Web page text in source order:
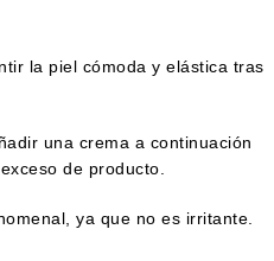
la piel cómoda y elástica tras
una crema a continuación
de producto.
ya que no es irritante.